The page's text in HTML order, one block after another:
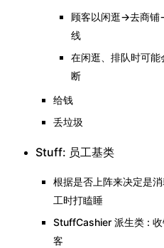
顾客以闲逛->去商铺
线
在闲逛、排队时可
断
给钱
丢垃圾
Stuff: 员工基类
根据是否上阵来决定是
工时打瞌睡
StuffCashier 派生类 :
客